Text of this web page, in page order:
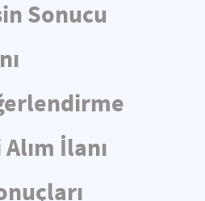
Sonucu
İlanı